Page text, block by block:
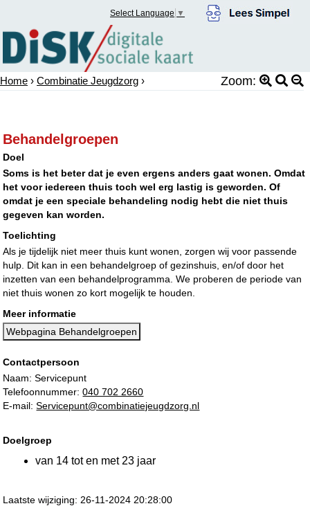
Select Language ▼
Home › Combinatie Jeugdzorg › Zoom:
Behandelgroepen
Doel
Soms is het beter dat je even ergens anders gaat wonen. Omdat
het voor iedereen thuis toch wel erg lastig is geworden. Of
omdat je een speciale behandeling nodig hebt die niet thuis
gegeven kan worden.
Toelichting
Als je tijdelijk niet meer thuis kunt wonen, zorgen wij voor passende
hulp. Dit kan in een behandelgroep of gezinshuis, en/of door het
inzetten van een behandelprogramma. We proberen de periode van
niet thuis wonen zo kort mogelijk te houden.
Meer informatie
Webpagina Behandelgroepen
Contactpersoon
Naam: Servicepunt
Telefoonnummer:040 702 2660
E-mail:Servicepunt@combinatiejeugdzorg.nl
Doelgroep
van 14 tot en met 23 jaar
Laatste wijziging: 26-11-2024 20:28:00